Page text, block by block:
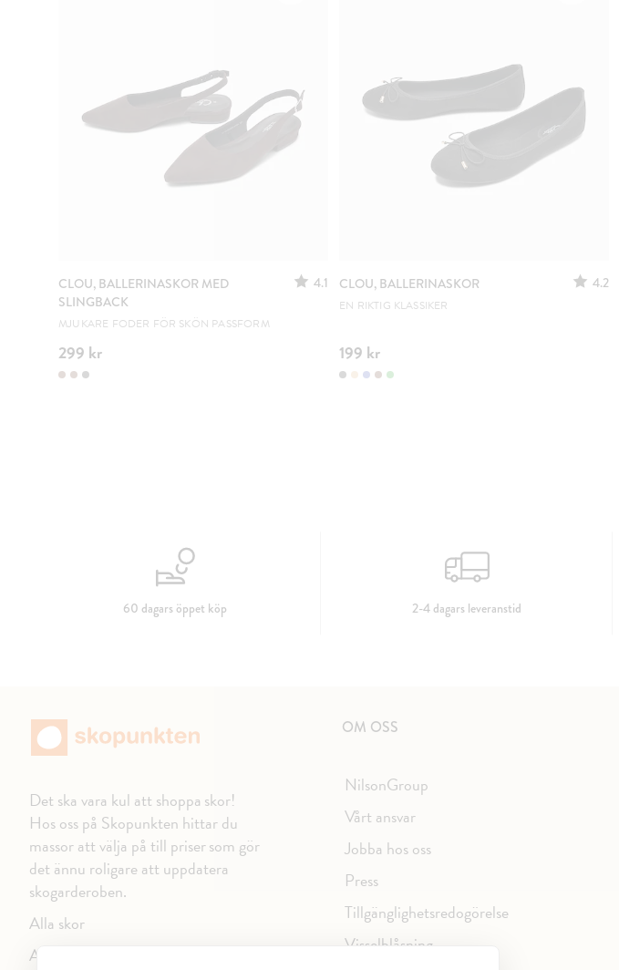
CLOU, BALLERINASKOR MED
SLINGBACK
4.1
MJUKARE FODER FÖR SKÖN PASSFORM
299 kr
CLOU, BALLERINASKOR 4.2
EN RIKTIG KLASSIKER
199 kr
60 dagars öppet köp 2-4 dagars leveranstid
Det ska vara kul att shoppa skor!
Hos oss på Skopunkten hittar du
massor att välja på till priser som gör
det ännu roligare att uppdatera
skogarderoben.
Alla skor
Alla varumärken
OM OSS
NilsonGroup
Vårt ansvar
Jobba hos oss
Press
Tillgänglighetsredogörelse
Visselblåsning